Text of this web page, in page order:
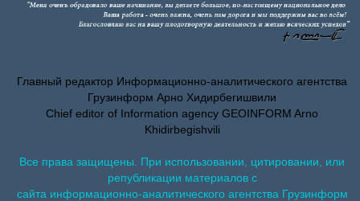
Главный редактор Информационно-аналитического агентства
Грузинформ Арно Хидирбегишвили
Chief editor of Information agency GEOINFORM Arno
Khidirbegishvili
Все права защищены. При использовании, цитировании, или
републикации материалов с
сайта информационно-аналитического агентства Грузинформ